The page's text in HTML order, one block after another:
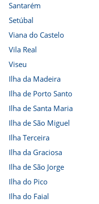
Santarém
Setúbal
Viana do Castelo
Vila Real
Viseu
Ilha da Madeira
Ilha de Porto Santo
Ilha de Santa Maria
Ilha de São Miguel
Ilha Terceira
Ilha da Graciosa
Ilha de São Jorge
Ilha do Pico
Ilha do Faial